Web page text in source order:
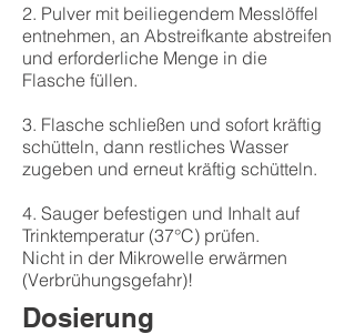
2. Pulver mit beiliegendem Messlöffel
entnehmen, an Abstreifkante abstreifen
und erforderliche Menge in die
Flasche füllen.
3. Flasche schließen und sofort kräftig
schütteln, dann restliches Wasser
zugeben und erneut kräftig schütteln.
4. Sauger befestigen und Inhalt auf
Trinktemperatur (37°C) prüfen.
Nicht in der Mikrowelle erwärmen
(Verbrühungsgefahr)!
Dosierung